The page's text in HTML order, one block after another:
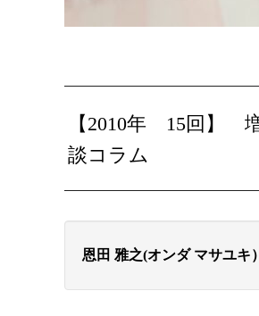
【2010年 15回】
談コラム
恩田 雅之(オンダ マサユキ）